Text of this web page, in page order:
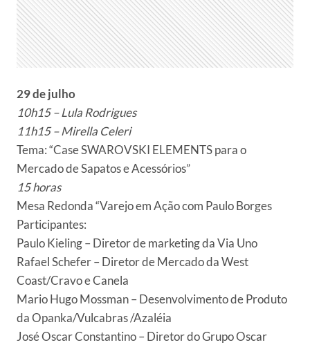
29 de julho
10h15 – Lula Rodrigues
11h15 – Mirella Celeri
Tema: “Case SWAROVSKI ELEMENTS para o
Mercado de Sapatos e Acessórios”
15 horas
Mesa Redonda “Varejo em Ação com Paulo Borges
Participantes:
Paulo Kieling – Diretor de marketing da Via Uno
Rafael Schefer – Diretor de Mercado da West
Coast/Cravo e Canela
Mario Hugo Mossman – Desenvolvimento de Produto
da Opanka/Vulcabras /Azaléia
José Oscar Constantino – Diretor do Grupo Oscar